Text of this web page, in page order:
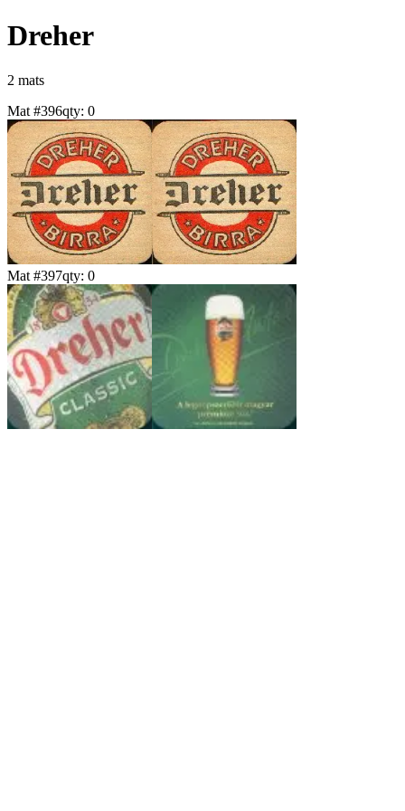
Dreher
2 mats
Mat #396qty: 0
Mat #397qty: 0